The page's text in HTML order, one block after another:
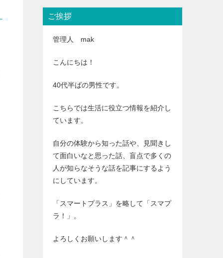
ご挨拶
管理人 mak
こんにちは！
40代半ばの男性です。
こちらでは生活に役立つ情報を紹介し
ています。
自分の体験から知った話や、見聞きし
て面白いなと思った話、盲点で多くの
人が知らなそうな話を記事にするよう
にしています。
「スマートプラス」を略して「スマプ
ラ！」。
よろしくお願いします＾＾